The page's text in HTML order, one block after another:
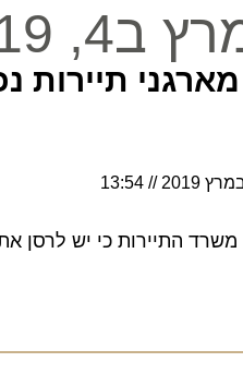
תיירות
13:54
התיירות כי יש לרסן את